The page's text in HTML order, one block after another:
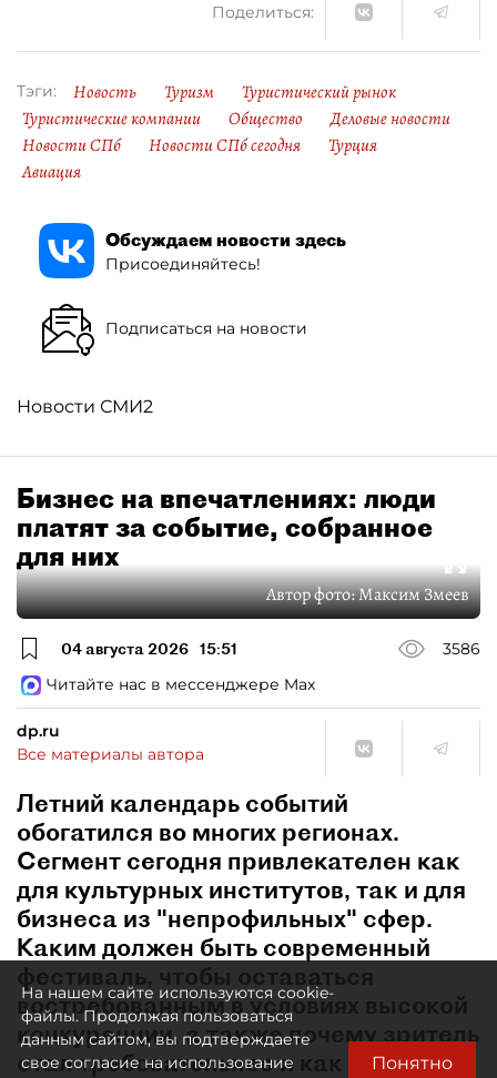
Поделиться:
Тэги: Новость Туризм
Туристический рынок
Туристические компании
Общество
Деловые новости
Новости СПб
Новости СПб сегодня
Турция
Авиация
Обсуждаем новости здесь
Присоединяйтесь!
Подписаться на новости
Новости СМИ2
Бизнес на впечатлениях: люди
платят за событие, собранное
для них
Автор фото:Максим Змеев
04 августа 2026 15:51
3586
Читайте нас в мессенджере Max
dp.ru
Все материалы автора
Летний календарь событий
обогатился во многих регионах.
Сегмент сегодня привлекателен как
для культурных институтов, так и для
бизнеса из "непрофильных" сфер.
Каким должен быть современный
фестиваль, чтобы оставаться
востребованным в условиях высокой
конкуренции, а также почему зритель
стал требовательнее и как
На нашем сайте используются cookie-
файлы. Продолжая пользоваться
данным сайтом, вы подтверждаете
свое согласие на использование
Понятно